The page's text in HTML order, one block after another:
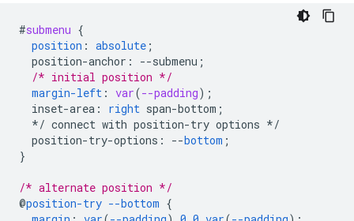
#submenu {
position : absolute ;
position-anchor : --submenu ;
/* initial position */
margin-left : var(--padding);
inset-area : right span-bottom ;
*/ connect with position-try options */
position-try-options : --bottom ;
}
/* alternate position */
@position-try --bottom {